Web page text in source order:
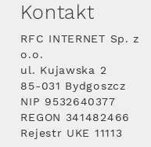
Kontakt
RFC INTERNET Sp. z
o.o.
ul. Kujawska 2
85-031 Bydgoszcz
NIP 9532640377
REGON 341482466
Rejestr UKE 11113